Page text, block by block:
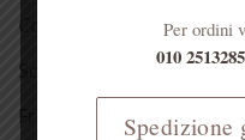
Confetture
Sciroppo di rose
Fragranze del Carmelo
Per ordini
010 2513285